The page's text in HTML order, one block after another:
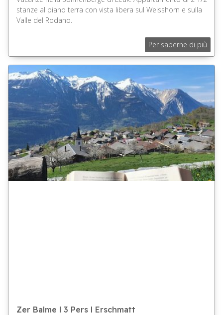
stanze al piano terra con vista libera sul Weisshorn e sulla
Valle del Rodano.
Per saperne di più
Zer Balme l 3 Pers l Erschmatt